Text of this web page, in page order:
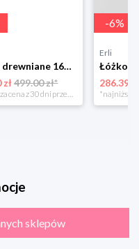
Łóżko drewniane 160x80 + materac BOBO P
zł 499.00 zł*
-6%
Erli
286.39 zł
sklepów